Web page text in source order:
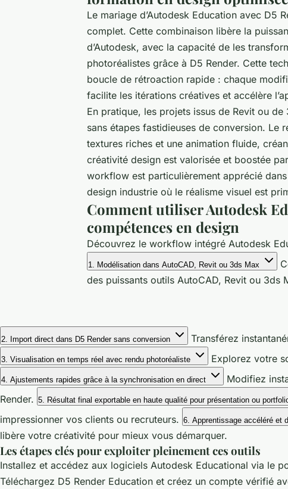
Le mariage d’Autodesk Education avec D5
complet. Cette combinaison libère la
d’Autodesk, avec la capacité de les
photoréalistes grâce à D5 Render. Cette
boucle de rétroaction rapide : chaque
facilite les itérations créatives et accélère
En pratique, les projets issus de Revit ou
sans étapes fastidieuses de conversion. Le
textures riches et une animation fluide,
créativité design est valorisée et boostée
workflow est particulièrement apprécié
design industrie où le réalisme visuel est
Comment utiliser Autodesk
compétences en design
Découvrez le workflow intégré Autodesk
1. Modélisation dans AutoCAD, Revit ou 3ds Max
des puissants outils AutoCAD, Revit ou 3ds
2. Import direct dans D5 Render sans conversion Transférez
3. Visualisation en temps réel avec rendu photoréaliste Explorez votre
4. Ajustements rapides grâce à la synchronisation en direct
Modifiez
Render. 5. Résultat final exportable en haute qualité pour présentation ou
impressionner vos clients ou recruteurs. 6. Apprentissage accéléré et
libère votre créativité pour mieux vous démarquer.
Les étapes clés pour exploiter pleinement ces outils
Installez et accédez aux logiciels Autodesk Educational via le
Téléchargez D5 Render Education et créez un compte vérifié